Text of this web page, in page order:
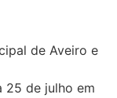
de Aveiro e
25 de julho em